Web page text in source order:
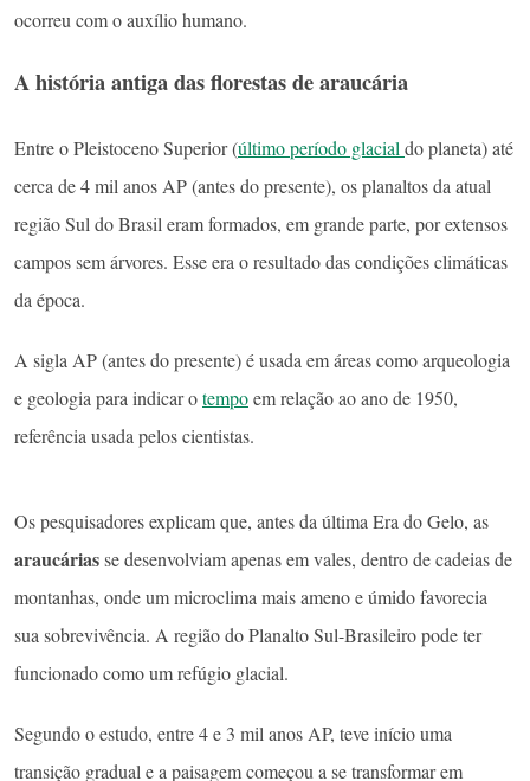
ocorreu com o auxílio humano.
A história antiga das florestas de araucária
Entre o Pleistoceno Superior (último período glacial do planeta) até
cerca de 4 mil anos AP (antes do presente), os planaltos da atual
região Sul do Brasil eram formados, em grande parte, por extensos
campos sem árvores. Esse era o resultado das condições climáticas
da época.
A sigla AP (antes do presente) é usada em áreas como arqueologia
e geologia para indicar otempoem relação ao ano de 1950,
referência usada pelos cientistas.
Os pesquisadores explicam que, antes da última Era do Gelo, as
araucáriasse desenvolviam apenas em vales, dentro de cadeias de
montanhas, onde um microclima mais ameno e úmido favorecia
sua sobrevivência. A região do Planalto Sul-Brasileiro pode ter
funcionado como um refúgio glacial.
Segundo o estudo, entre 4 e 3 mil anos AP, teve início uma
transição gradual e a paisagem começou a se transformar em